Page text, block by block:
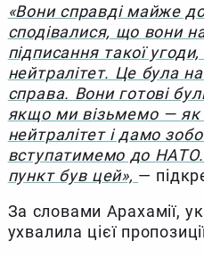
«Вони справді майже
сподівалися, що вони
підписання такої
нейтралітет. Це була
справа. Вони готові
якщо ми візьмемо — як
нейтралітет і дамо
вступатимемо до
пункт був цей», —
За словами Арахамії,
ухвалила цієї